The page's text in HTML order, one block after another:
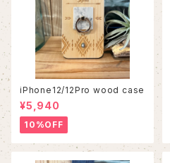
iPhone12/12Pro wood case
¥5,940
10%OFF